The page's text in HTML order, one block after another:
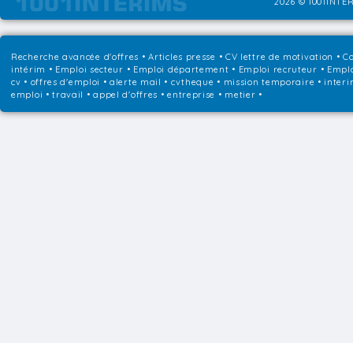
Recherche avancée d'offres •Articles presse • CV lettre de motivation •
intérim • Emploi secteur • Emploi département • Emploi recruteur •
cv • offres d'emploi • alerte mail • cvtheque • mission temporaire •
emploi • travail • appel d'offres • entreprise • metier •